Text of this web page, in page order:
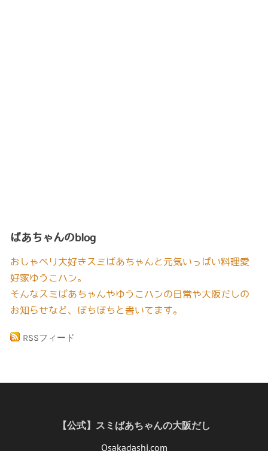
ばあちゃんのblog
おしゃべり大好きスミばあちゃんと元気いっぱい料理愛
好家ゆうこハン。
そんなスミばあちゃんやゆうこハンの日常や大阪だしの
お知らせなど、ぼちぼちと書いてます。
RSSフィード
【公式】スミばあちゃんの大阪だし
Osakadashi.com